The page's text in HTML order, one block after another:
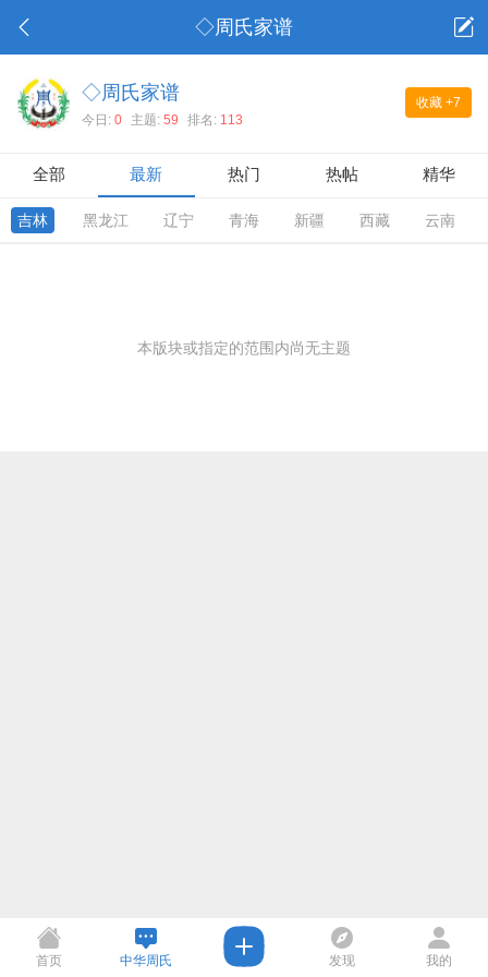
◇周氏家谱
收藏 +7
◇周氏家谱
今日: 0 主题: 59 排名: 113
全部 最新 热门 热帖 精华
吉林 黑龙江 辽宁 青海 新疆 西藏 云南
本版块或指定的范围内尚无主题
首页 中华周氏 发现 我的